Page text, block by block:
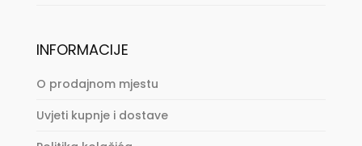
INFORMACIJE
O prodajnom mjestu
Uvjeti kupnje i dostave